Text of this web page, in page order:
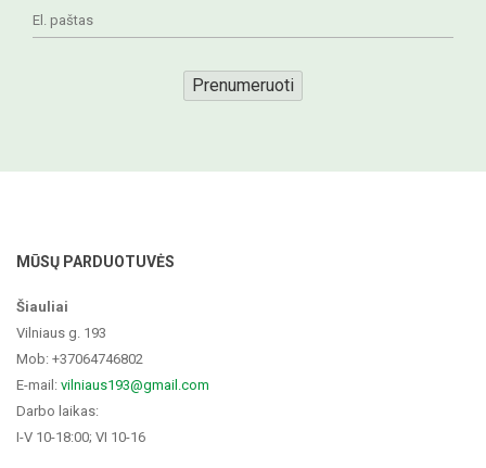
Prenumeruoti
MŪSŲ PARDUOTUVĖS
Šiauliai
Vilniaus g. 193
Mob: +37064746802
E-mail: vilniaus193@gmail.com
Darbo laikas:
I-V 10-18:00; VI 10-16